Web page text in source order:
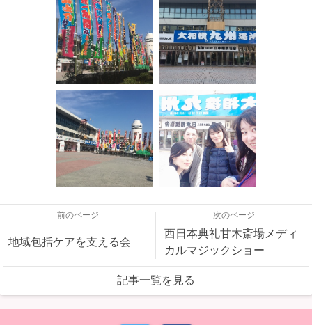
前のページ
地域包括ケアを支える会
次のページ
西日本典礼甘木斎場メディ
カルマジックショー
記事一覧を見る